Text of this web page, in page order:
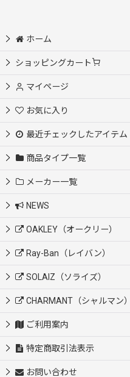
ホーム
ショッピングカート
マイページ
お気に入り
最近チェックしたアイテム
商品タイプ一覧
メーカー一覧
NEWS
OAKLEY（オークリー）
Ray-Ban（レイバン）
SOLAIZ（ソライズ）
CHARMANT（シャルマン）
ご利用案内
特定商取引法表示
お問い合わせ